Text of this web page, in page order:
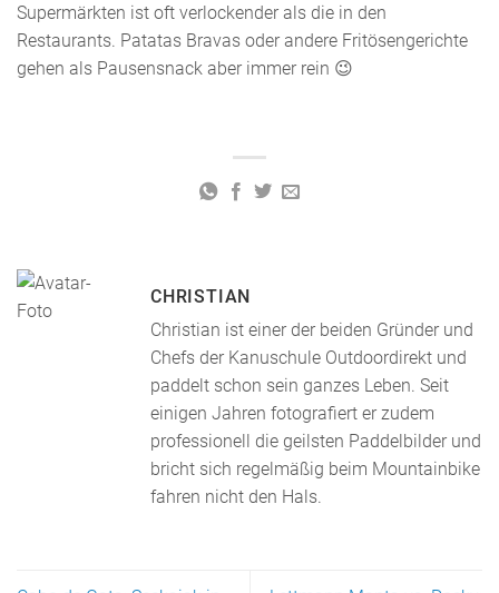
Supermärkten ist oft verlockender als die in den
Restaurants. Patatas Bravas oder andere Fritösengerichte
gehen als Pausensnack aber immer rein 😉
CHRISTIAN
Christian ist einer der beiden Gründer und
Chefs der Kanuschule Outdoordirekt und
paddelt schon sein ganzes Leben. Seit
einigen Jahren fotografiert er zudem
professionell die geilsten Paddelbilder und
bricht sich regelmäßig beim Mountainbike
fahren nicht den Hals.